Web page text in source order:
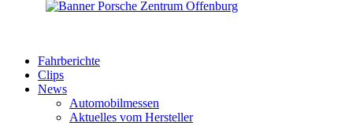
Fahrberichte
Clips
News
Automobilmessen
Aktuelles vom Hersteller